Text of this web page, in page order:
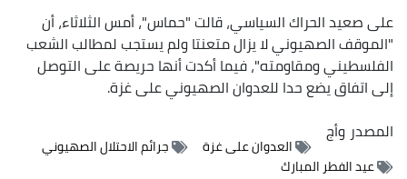
على صعيد الحراك السياسي، قالت "حماس"، أمس الثلاثاء، أن
"الموقف الصهيوني لا يزال متعنتا ولم يستجب لمطالب الشعب
الفلسطيني ومقاومته"، فيما أكدت أنها حريصة على التوصل
إلى اتفاق يضع حدا للعدوان الصهيوني على غزة.
المصدروأج
العدوان على غزة
جرائم الاحتلال الصهيوني
عيد الفطر المبارك